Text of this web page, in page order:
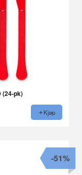
(24-pk)
Kjøp
-51%